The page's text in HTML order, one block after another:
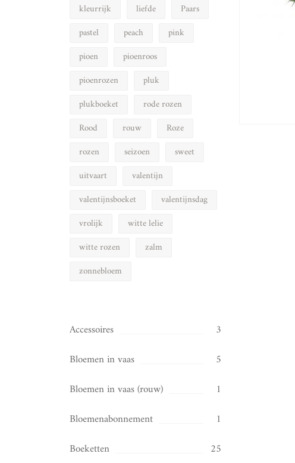
kleurrijk
liefde
Paars
pastel
peach
pink
pioen
pioenroos
pioenrozen
pluk
plukboeket
rode rozen
Rood
rouw
Roze
rozen
seizoen
sweet
uitvaart
valentijn
valentijnsboeket
valentijnsdag
vrolijk
witte lelie
witte rozen
zalm
zonnebloem
Accessoires
3
Bloemen in vaas
5
Bloemen in vaas (rouw)
1
Bloemenabonnement
1
Boeketten
25